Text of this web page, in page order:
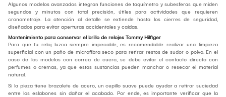
Algunos modelos avanzados integran funciones de taquímetro y subesferas que miden
segundos y minutos con total precisión, útiles para actividades que requieren
cronometraje. La atención al detalle se extiende hasta los cierres de seguridad,
diseñados para evitar aperturas accidentales y caídas.
Mantenimiento para conservar el brillo de relojes Tommy Hilfiger
Para que tu reloj luzca siempre impecable, es recomendable realizar una limpieza
superficial con un paño de microfibra seco para retirar restos de sudor o polvo. En el
caso de los modelos con correa de cuero, se debe evitar el contacto directo con
perfumes o cremas, ya que estas sustancias pueden manchar o resecar el material
natural.
Si la pieza tiene brazalete de acero, un cepillo suave puede ayudar a retirar suciedad
entre los eslabones sin dañar el acabado. Por ende, es importante verificar que la